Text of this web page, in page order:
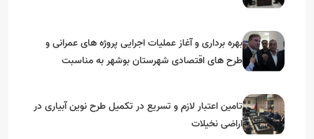
بهره برداری و آغاز عملیات اجرایی پروژه های عمرانی و
طرح های اقتصادی شهرستان بوشهر به مناسبت
تامین اعتبار لازم و تسریع در تکمیل طرح نوین آبیاری در
اراضی نخیلات